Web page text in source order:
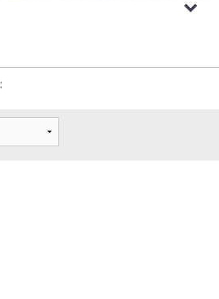
notrecollagène végétal:
du Collagène